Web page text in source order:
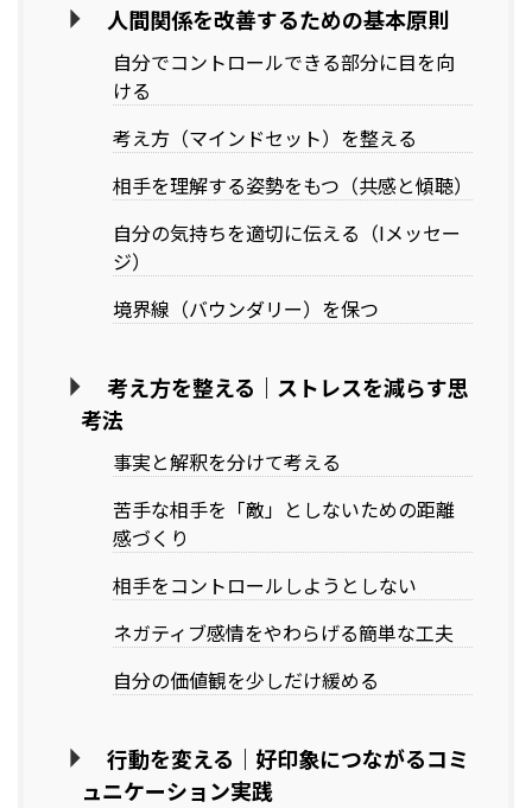
人間関係を改善するための基本原則
自分でコントロールできる部分に目を向
ける
考え方（マインドセット）を整える
相手を理解する姿勢をもつ（共感と傾聴）
自分の気持ちを適切に伝える（Iメッセー
ジ）
境界線（バウンダリー）を保つ
考え方を整える｜ストレスを減らす思
考法
事実と解釈を分けて考える
苦手な相手を「敵」としないための距離
感づくり
相手をコントロールしようとしない
ネガティブ感情をやわらげる簡単な工夫
自分の価値観を少しだけ緩める
行動を変える｜好印象につながるコミ
ュニケーション実践